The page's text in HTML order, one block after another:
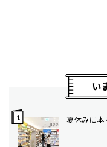
い
夏休みに